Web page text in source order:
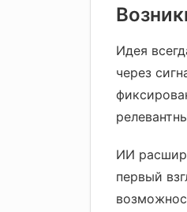
Идея
через
ИИ
первый